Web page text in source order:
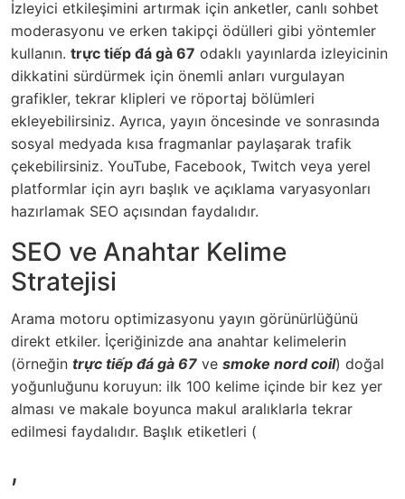
İzleyici etkileşimini artırmak için anketler, canlı sohbet
moderasyonu ve erken takipçi ödülleri gibi yöntemler
kullanın. trực tiếp đá gà 67 odaklı yayınlarda izleyicinin
dikkatini sürdürmek için önemli anları vurgulayan
grafikler, tekrar klipleri ve röportaj bölümleri
ekleyebilirsiniz. Ayrıca, yayın öncesinde ve sonrasında
sosyal medyada kısa fragmanlar paylaşarak trafik
çekebilirsiniz. YouTube, Facebook, Twitch veya yerel
platformlar için ayrı başlık ve açıklama varyasyonları
hazırlamak SEO açısından faydalıdır.
SEO ve Anahtar Kelime
Stratejisi
Arama motoru optimizasyonu yayın görünürlüğünü
direkt etkiler. İçeriğinizde ana anahtar kelimelerin
(örneğin trực tiếp đá gà 67 ve smoke nord coil) doğal
yoğunluğunu koruyun: ilk 100 kelime içinde bir kez yer
alması ve makale boyunca makul aralıklarla tekrar
edilmesi faydalıdır. Başlık etiketleri (
,